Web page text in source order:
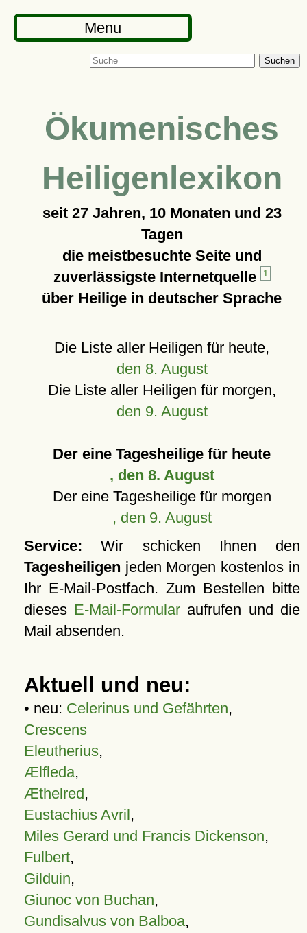
Menu
Suchen
Ökumenisches
Heiligenlexikon
seit 27 Jahren, 10 Monaten und 23
Tagen
die meistbesuchte Seite und
zuverlässigste Internetquelle
1
über Heilige in deutscher Sprache
Die Liste aller Heiligen für heute,
den 8. August
Die Liste aller Heiligen für morgen,
den 9. August
Der eine Tagesheilige für heute
, den 8. August
Der eine Tagesheilige für morgen
, den 9. August
Service: Wir schicken Ihnen den
Tagesheiligen jeden Morgen kostenlos in
Ihr E-Mail-Postfach. Zum Bestellen bitte
dieses E-Mail-Formular aufrufen und die
Mail absenden.
Aktuell und neu:
• neu: Celerinus und Gefährten,
Crescens
Eleutherius,
Ælfleda,
Æthelred,
Eustachius Avril,
Miles Gerard und Francis Dickenson,
Fulbert,
Gilduin,
Giunoc von Buchan,
Gundisalvus von Balboa,